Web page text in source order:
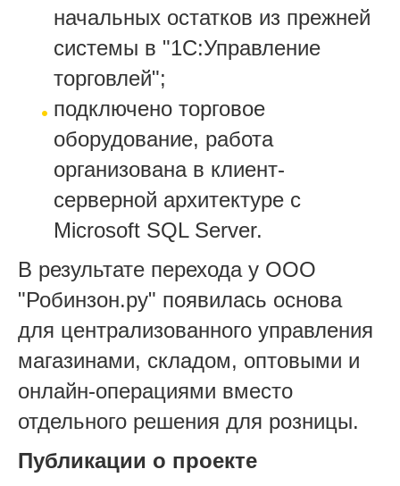
начальных остатков из прежней
системы в "1С:Управление
торговлей";
подключено торговое
оборудование, работа
организована в клиент-
серверной архитектуре с
Microsoft SQL Server.
В результате перехода у ООО
"Робинзон.ру" появилась основа
для централизованного управления
магазинами, складом, оптовыми и
онлайн-операциями вместо
отдельного решения для розницы.
Публикации о проекте